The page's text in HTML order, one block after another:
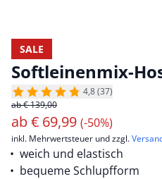
SALE
Softleinenmix-
4,8 (37)
ab € 139,00
ab€ 69,99 (-50%)
inkl. Mehrwertsteuer und zzgl.
weich und elastisch
bequeme Schlupfform